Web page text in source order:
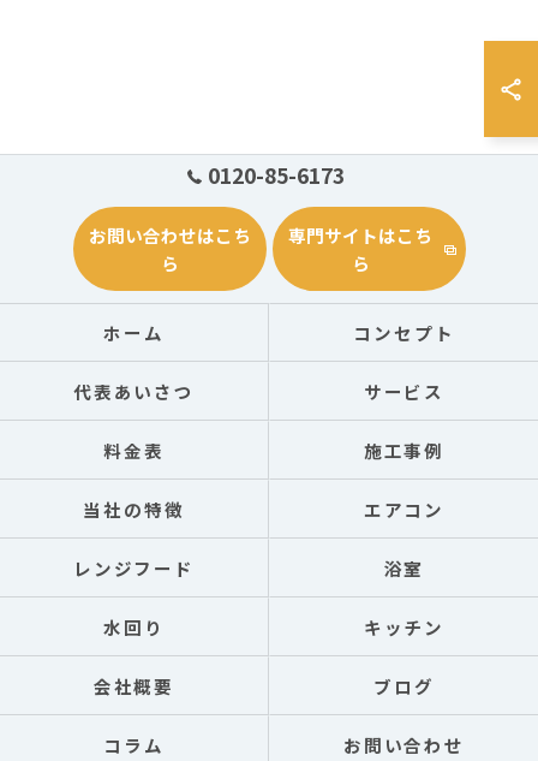
0120-85-6173
お問い合わせはこち
ら
専門サイトはこち
ら
ホーム コンセプト
代表あいさつ サービス
料金表 施工事例
当社の特徴 エアコン
レンジフード 浴室
水回り キッチン
会社概要 ブログ
コラム お問い合わせ